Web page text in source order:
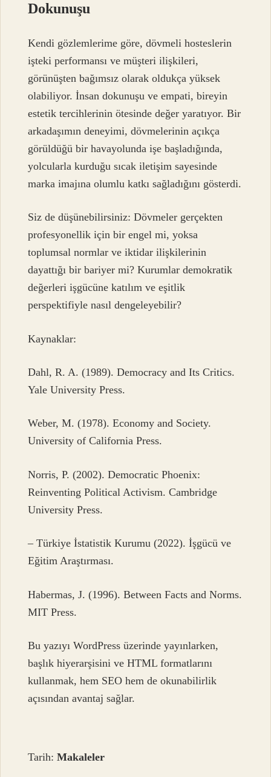
Dokunuşu
Kendi gözlemlerime göre, dövmeli hosteslerin
işteki performansı ve müşteri ilişkileri,
görünüşten bağımsız olarak oldukça yüksek
olabiliyor. İnsan dokunuşu ve empati, bireyin
estetik tercihlerinin ötesinde değer yaratıyor. Bir
arkadaşımın deneyimi, dövmelerinin açıkça
görüldüğü bir havayolunda işe başladığında,
yolcularla kurduğu sıcak iletişim sayesinde
marka imajına olumlu katkı sağladığını gösterdi.
Siz de düşünebilirsiniz: Dövmeler gerçekten
profesyonellik için bir engel mi, yoksa
toplumsal normlar ve iktidar ilişkilerinin
dayattığı bir bariyer mi? Kurumlar demokratik
değerleri işgücüne katılım ve eşitlik
perspektifiyle nasıl dengeleyebilir?
Kaynaklar:
Dahl, R. A. (1989). Democracy and Its Critics.
Yale University Press.
Weber, M. (1978). Economy and Society.
University of California Press.
Norris, P. (2002). Democratic Phoenix:
Reinventing Political Activism. Cambridge
University Press.
– Türkiye İstatistik Kurumu (2022). İşgücü ve
Eğitim Araştırması.
Habermas, J. (1996). Between Facts and Norms.
MIT Press.
Bu yazıyı WordPress üzerinde yayınlarken,
başlık hiyerarşisini ve HTML formatlarını
kullanmak, hem SEO hem de okunabilirlik
açısından avantaj sağlar.
Tarih:Makaleler